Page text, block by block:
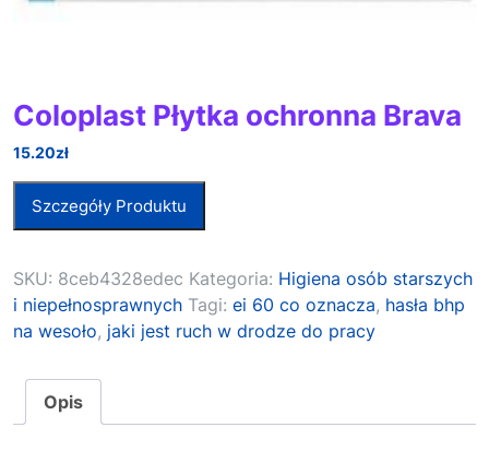
Coloplast Płytka ochronna Brava
15.20zł
Szczegóły Produktu
SKU: 8ceb4328edec Kategoria: Higiena osób starszych
i niepełnosprawnych Tagi: ei 60 co oznacza, hasła bhp
na wesoło, jaki jest ruch w drodze do pracy
Opis